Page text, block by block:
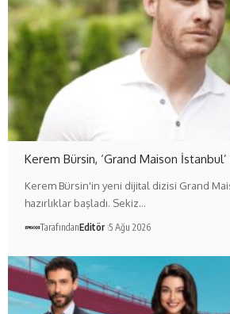
Kerem Bürsin, ‘Grand Maison
Kerem Bürsin'in yeni dijital dizisi Grand
hazırlıklar başladı. Sekiz…
TarafındanEditör 5 Ağu 2026